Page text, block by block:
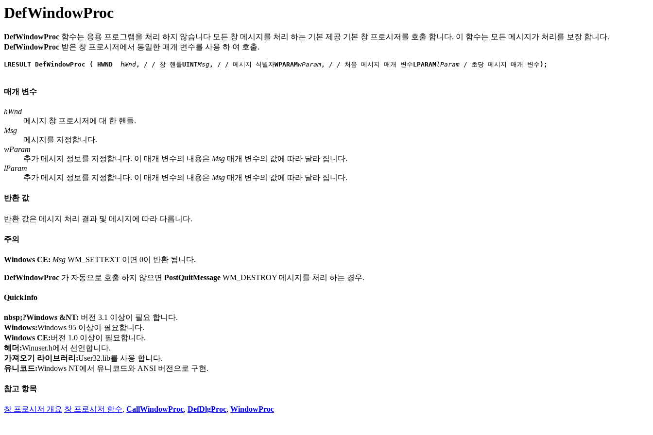
DefWindowProc
DefWindowProc 함수는 응용 프로그램을 처리 하지 않습니다 모든 창 메시지를 처리 하는 기본 제공 기본 창 프로시저를 호출 합니다. 이 함수는 모든 메시지가 처리를 보장 합니다.
DefWindowProc 받은 창 프로시저에서 동일한 매개 변수를 사용 하 여 호출.
LRESULT DefWindowProc ( HWND hWnd, / / 창 핸들UINTMsg, / / 메시지 식별자WPARAMwParam, / / 처음 메시지 매개 변수LPARAMlParam / 초당 메시지 매개 변수 );
매개 변수
hWnd
메시지 창 프로시저에 대 한 핸들.
Msg
메시지를 지정합니다.
wParam
추가 메시지 정보를 지정합니다. 이 매개 변수의 내용은 Msg 매개 변수의 값에 따라 달라 집니다.
lParam
추가 메시지 정보를 지정합니다. 이 매개 변수의 내용은 Msg 매개 변수의 값에 따라 달라 집니다.
반환 값
반환 값은 메시지 처리 결과 및 메시지에 따라 다릅니다.
주의
Windows CE: Msg WM_SETTEXT 이면 0이 반환 됩니다.
DefWindowProc 가 자동으로 호출 하지 않으면 PostQuitMessage WM_DESTROY 메시지를 처리 하는 경우.
QuickInfo
nbsp;?Windows &NT: 버전 3.1 이상이 필요 합니다.
Windows:Windows 95 이상이 필요합니다.
Windows CE:버전 1.0 이상이 필요합니다.
헤더:Winuser.h에서 선언합니다.
가져오기 라이브러리:User32.lib를 사용 합니다.
유니코드:Windows NT에서 유니코드와 ANSI 버전으로 구현.
참고 항목
창 프로시저 개요 창 프로시저 함수, CallWindowProc, DefDlgProc, WindowProc